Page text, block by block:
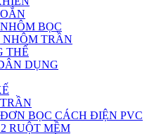
BỌC
NHÔM TRẦN
THẾ
DỤNG
BỌC CÁCH ĐIỆN PVC
RUỘT MỀM